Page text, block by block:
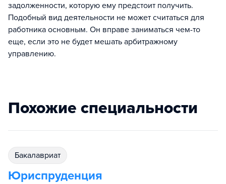
задолженности, которую ему предстоит получить.
Подобный вид деятельности не может считаться для
работника основным. Он вправе заниматься чем-то
еще, если это не будет мешать арбитражному
управлению.
Похожие специальности
бакалавриат
Юриспруденция